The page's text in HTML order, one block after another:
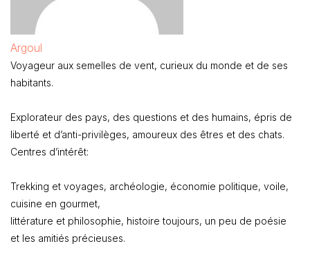
Argoul
Voyageur aux semelles de vent, curieux du monde et de ses
habitants.
Explorateur des pays, des questions et des humains, épris de
liberté et d’anti-privilèges, amoureux des êtres et des chats.
Centres d’intérêt:
Trekking et voyages, archéologie, économie politique, voile,
cuisine en gourmet,
littérature et philosophie, histoire toujours, un peu de poésie
et les amitiés précieuses.